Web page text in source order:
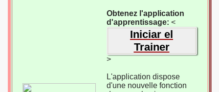
Obtenez l'application
d'apprentissage: <
Iniciar el
Trainer
>
L'application dispose
d'une nouvelle fonction